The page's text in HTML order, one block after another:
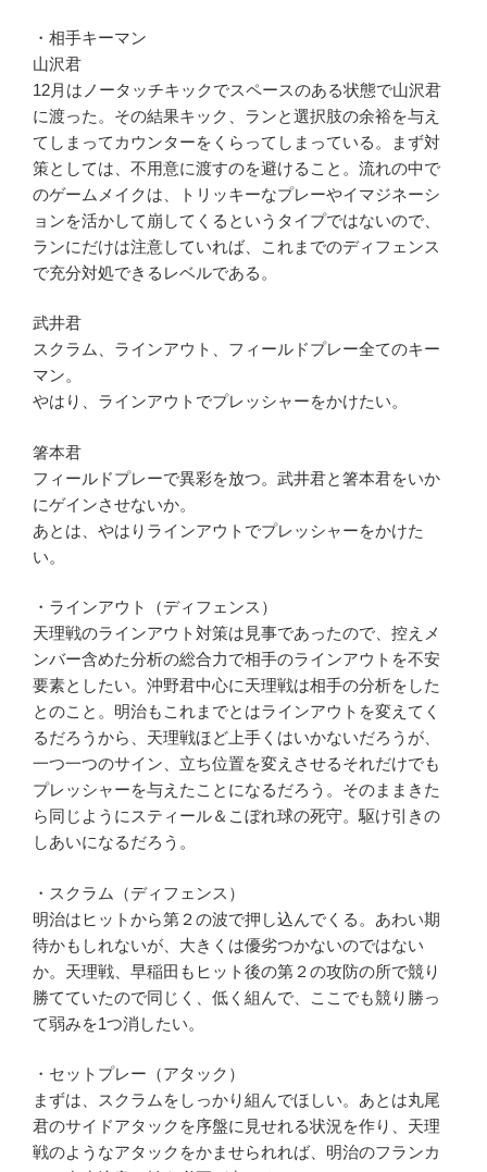
・相手キーマン
山沢君
12月はノータッチキックでスペースのある状態で山沢君
に渡った。その結果キック、ランと選択肢の余裕を与え
てしまってカウンターをくらってしまっている。まず対
策としては、不用意に渡すのを避けること。流れの中で
のゲームメイクは、トリッキーなプレーやイマジネーシ
ョンを活かして崩してくるというタイプではないので、
ランにだけは注意していれば、これまでのディフェンス
で充分対処できるレベルである。
武井君
スクラム、ラインアウト、フィールドプレー全てのキー
マン。
やはり、ラインアウトでプレッシャーをかけたい。
箸本君
フィールドプレーで異彩を放つ。武井君と箸本君をいか
にゲインさせないか。
あとは、やはりラインアウトでプレッシャーをかけた
い。
・ラインアウト（ディフェンス）
天理戦のラインアウト対策は見事であったので、控えメ
ンバー含めた分析の総合力で相手のラインアウトを不安
要素としたい。沖野君中心に天理戦は相手の分析をした
とのこと。明治もこれまでとはラインアウトを変えてく
るだろうから、天理戦ほど上手くはいかないだろうが、
一つ一つのサイン、立ち位置を変えさせるそれだけでも
プレッシャーを与えたことになるだろう。そのままきた
ら同じようにスティール＆こぼれ球の死守。駆け引きの
しあいになるだろう。
・スクラム（ディフェンス）
明治はヒットから第２の波で押し込んでくる。あわい期
待かもしれないが、大きくは優劣つかないのではない
か。天理戦、早稲田もヒット後の第２の攻防の所で競り
勝てていたので同じく、低く組んで、ここでも競り勝っ
て弱みを1つ消したい。
・セットプレー（アタック）
まずは、スクラムをしっかり組んでほしい。あとは丸尾
君のサイドアタックを序盤に見せれる状況を作り、天理
戦のようなアタックをかませられれば、明治のフランカ